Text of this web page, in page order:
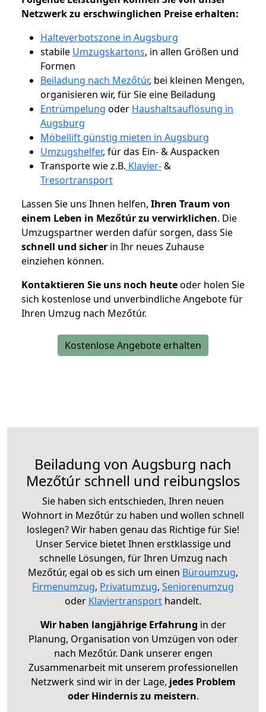
Netzwerk zu erschwinglichen Preise erhalten:
Halteverbotszone in Augsburg
stabile Umzugskartons, in allen Größen und
Formen
Beiladung nach Mezőtúr, bei kleinen Mengen,
organisieren wir, für Sie eine Beiladung
Entrümpelung oder Haushaltsauflösung in
Augsburg
Möbellift günstig mieten in Augsburg
Umzugshelfer, für das Ein- & Auspacken
Transporte wie z.B. Klavier-&
Tresortransport
Lassen Sie uns Ihnen helfen, Ihren Traum von
einem Leben in Mezőtúr zu verwirklichen. Die
Umzugspartner werden dafür sorgen, dass Sie
schnell und sicher in Ihr neues Zuhause
einziehen können.
Kontaktieren Sie uns noch heuteoder holen Sie
sich kostenlose und unverbindliche Angebote für
Ihren Umzug nach Mezőtúr.
Kostenlose Angebote erhalten
Beiladung von Augsburg nach
Mezőtúr schnell und reibungslos
Sie haben sich entschieden, Ihren neuen
Wohnort in Mezőtúr zu haben und wollen schnell
loslegen? Wir haben genau das Richtige für Sie!
Unser Service bietet Ihnen erstklassige und
schnelle Lösungen, für Ihren Umzug nach
Mezőtúr, egal ob es sich um einen Büroumzug,
Firmenumzug, Privatumzug, Seniorenumzug
oder Klaviertransport handelt.
Wir haben langjährige Erfahrung in der
Planung, Organisation von Umzügen von oder
nach Mezőtúr. Dank unserer engen
Zusammenarbeit mit unserem professionellen
Netzwerk sind wir in der Lage, jedes Problem
oder Hindernis zu meistern.